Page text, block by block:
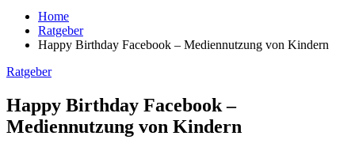
Home
Ratgeber
Happy Birthday Facebook – Mediennutzung von Kindern
Ratgeber
Happy Birthday Facebook –
Mediennutzung von Kindern